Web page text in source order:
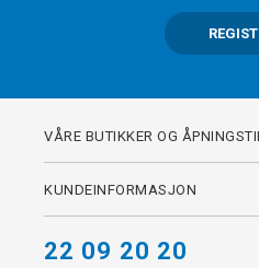
VÅRE BUTIKKER OG
KUNDEINFORMASJON
22 09 20 20